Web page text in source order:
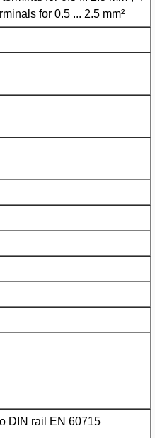
for 0.5 ... 2.5 mm²
DIN rail EN 60715